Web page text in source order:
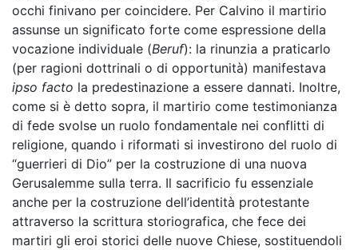
occhi finivano per coincidere. Per Calvino il martirio
assunse un significato forte come espressione della
vocazione individuale (Beruf): la rinunzia a praticarlo
(per ragioni dottrinali o di opportunità) manifestava
ipso facto la predestinazione a essere dannati. Inoltre,
come si è detto sopra, il martirio come testimonianza
di fede svolse un ruolo fondamentale nei conflitti di
religione, quando i riformati si investirono del ruolo di
“guerrieri di Dio” per la costruzione di una nuova
Gerusalemme sulla terra. Il sacrificio fu essenziale
anche per la costruzione dell’identità protestante
attraverso la scrittura storiografica, che fece dei
martiri gli eroi storici delle nuove Chiese, sostituendoli